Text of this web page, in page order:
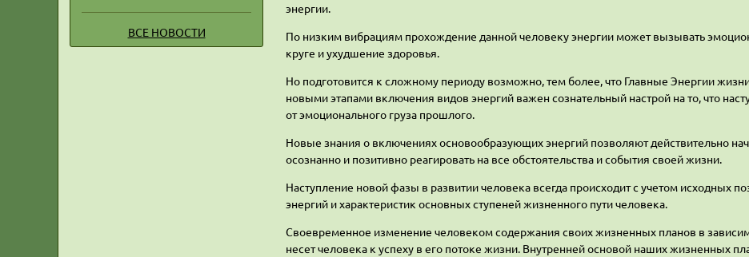
ВСЕ НОВОСТИ
энергии.
По низким вибрациям прохождение данной человеку энергии может вызывать
круге и ухудшение здоровья.
Но подготовится к сложному периоду возможно, тем более, что Главные Энергии
новыми этапами включения видов энергий важен сознательный настрой на то, что
от эмоционального груза прошлого.
Новые знания о включениях основообразующих энергий позволяют действительно
осознанно и позитивно реагировать на все обстоятельства и события своей жизни.
Наступление новой фазы в развитии человека всегда происходит с учетом исходных
энергий и характеристик основных ступеней жизненного пути человека.
Своевременное изменение человеком содержания своих жизненных планов в
несет человека к успеху в его потоке жизни. Внутренней основой наших жизненных